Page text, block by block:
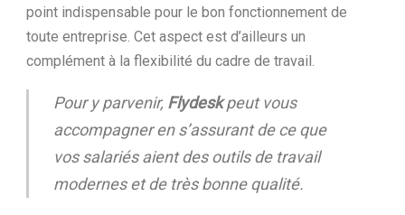
point indispensable pour le bon fonctionnement de
toute entreprise. Cet aspect est d’ailleurs un
complément à la flexibilité du cadre de travail.
Pour y parvenir, Flydeskpeut vous
accompagner en s’assurant de ce que
vos salariés aient des outils de travail
modernes et de très bonne qualité.